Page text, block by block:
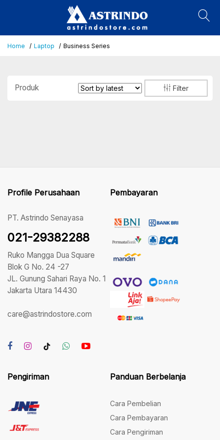
Home Laptop Business Series
Produk Filter
Profile Perusahaan
PT. Astrindo Senayasa
021-29382288
Ruko Mangga Dua Square
Blok G No. 24 -27
JL. Gunung Sahari Raya No. 1
Jakarta Utara 14430
care@astrindostore.com
Pembayaran
Pengiriman Panduan Berbelanja
Cara Pembelian
Cara Pembayaran
Cara Pengiriman